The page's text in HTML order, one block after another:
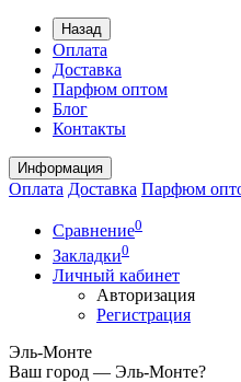
Назад
Оплата
Доставка
Парфюм оптом
Блог
Контакты
Информация
Оплата Доставка Парфюм
Сравнение0
Закладки0
Личный кабинет
Авторизация
Регистрация
Эль-Монте
Ваш город — Эль-Монте?